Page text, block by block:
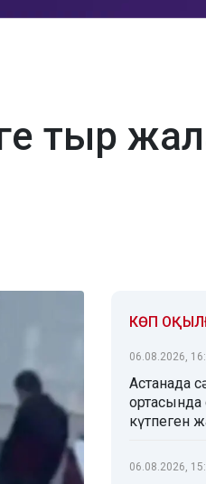
тыр
КӨП
06.08.2026,
Астанада
күтпеген
06.08.2026,